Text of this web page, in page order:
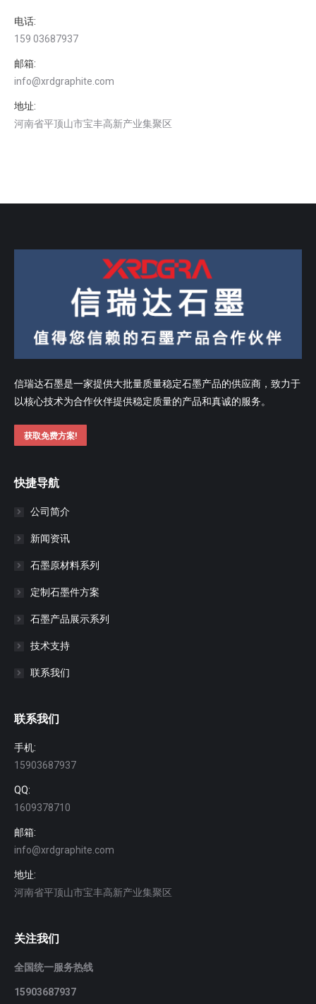
电话:
159 03687937
邮箱:
info@xrdgraphite.com
地址:
河南省平顶山市宝丰高新产业集聚区
信瑞达石墨是一家提供大批量质量稳定石墨产品的供应商，致力于
以核心技术为合作伙伴提供稳定质量的产品和真诚的服务。
获取免费方案!
快捷导航
公司简介
新闻资讯
石墨原材料系列
定制石墨件方案
石墨产品展示系列
技术支持
联系我们
联系我们
手机:
15903687937
QQ:
1609378710
邮箱:
info@xrdgraphite.com
地址:
河南省平顶山市宝丰高新产业集聚区
关注我们
全国统一服务热线
15903687937